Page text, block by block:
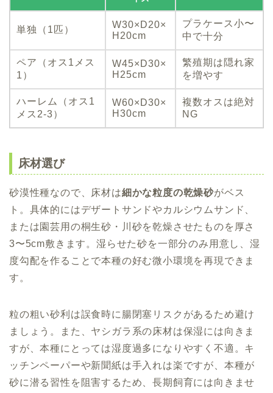
単独（1匹）
W30×D20×
H20cm
プラケース小〜
中で十分
ペア（オス1メス
1）
W45×D30×
H25cm
繁殖期は隠れ家
を増やす
ハーレム（オス1
メス2-3）
W60×D30×
H30cm
複数オスは絶対
NG
床材選び
砂漠性種なので、床材は細かな粒度の乾燥砂がベス
ト。具体的にはデザートサンドやカルシウムサンド、
または園芸用の桐生砂・川砂を乾燥させたものを厚さ
3〜5cm敷きます。湿らせた砂を一部分のみ用意し、湿
度勾配を作ることで本種の好む微小環境を再現できま
す。
粒の粗い砂利は誤食時に腸閉塞リスクがあるため避け
ましょう。また、ヤシガラ系の床材は保湿には向きま
すが、本種にとっては湿度過多になりやすく不適。キ
ッチンペーパーや新聞紙は手入れは楽ですが、本種が
砂に潜る習性を阻害するため、長期飼育には向きませ